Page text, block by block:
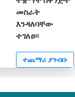
መስራት
እንዳለባቸው
ተገለፀ፡፡
ተጨማሪ ያንብቡ